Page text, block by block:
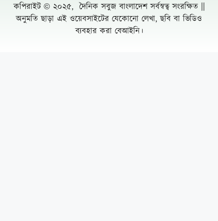
কপিরাইট © ২০২৫, দৈনিক সবুজ বাংলাদেশ সর্বস্বত্ব সংরক্ষিত ||
অনুমতি ছাড়া এই ওয়েবসাইটের যেকোনো লেখা, ছবি বা ভিডিও
ব্যবহার করা বেআইনি।